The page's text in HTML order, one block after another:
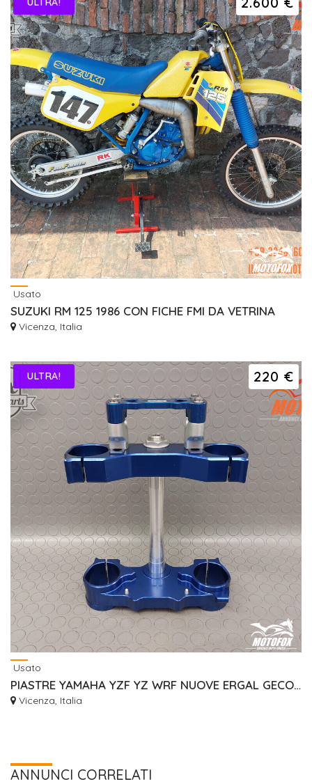
Usato
SUZUKI RM 125 1986 CON FICHE FMI DA VETRINA
Vicenza, Italia
220 €
ULTRA!
Usato
PIASTRE YAMAHA YZF YZ WRF NUOVE ERGAL GECO RISER
Vicenza, Italia
ANNUNCI CORRELATI